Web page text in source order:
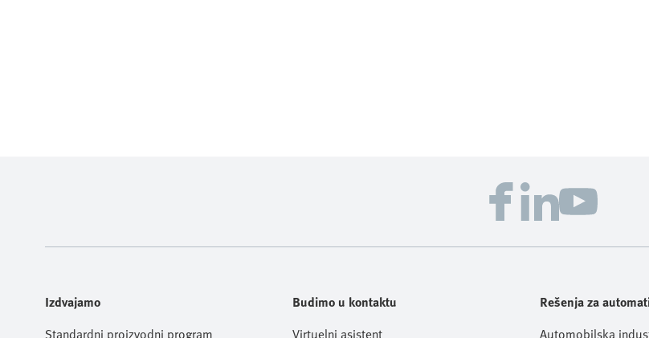
Izdvajamo
Standardni proizvodni program
Budimo u kontaktu
Virtuelni asistent
Rešenja za
Automobilska